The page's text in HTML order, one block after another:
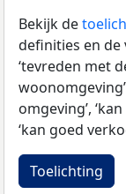
Bekijk de
definities en
‘tevreden met
omgeving’,
‘kan goed
Toelichting